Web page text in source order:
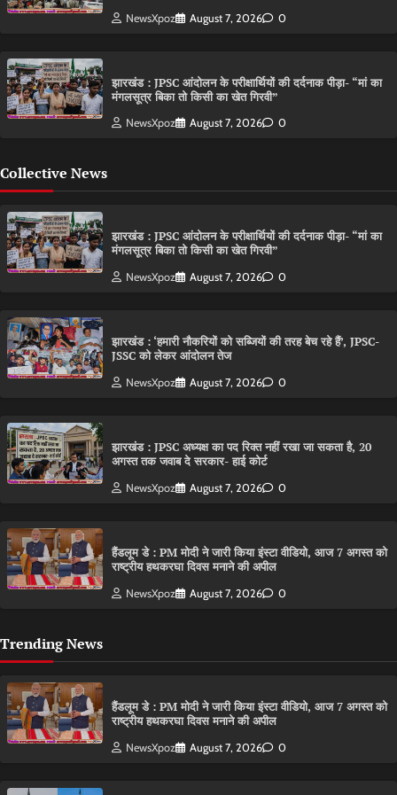
NewsXpoz August 7, 2026 0
झारखंड : JPSC आंदोलन के परीक्षार्थियों की दर्दनाक पीड़ा- “मां का
मंगलसूत्र बिका तो किसी का खेत गिरवी”
NewsXpoz August 7, 2026 0
Collective News
झारखंड : JPSC आंदोलन के परीक्षार्थियों की दर्दनाक पीड़ा- “मां का
मंगलसूत्र बिका तो किसी का खेत गिरवी”
NewsXpoz August 7, 2026 0
झारखंड : ‘हमारी नौकरियों को सब्जियों की तरह बेच रहे हैं’, JPSC-
JSSC को लेकर आंदोलन तेज
NewsXpoz August 7, 2026 0
झारखंड : JPSC अध्यक्ष का पद रिक्त नहीं रखा जा सकता है, 20
अगस्त तक जवाब दे सरकार- हाई कोर्ट
NewsXpoz August 7, 2026 0
हैंडलूम डे : PM मोदी ने जारी किया इंस्टा वीडियो, आज 7 अगस्त को
राष्ट्रीय हथकरघा दिवस मनाने की अपील
NewsXpoz August 7, 2026 0
Trending News
हैंडलूम डे : PM मोदी ने जारी किया इंस्टा वीडियो, आज 7 अगस्त को
राष्ट्रीय हथकरघा दिवस मनाने की अपील
NewsXpoz August 7, 2026 0